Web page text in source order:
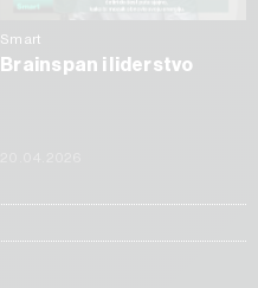
Smart
Brainspan i liderstvo